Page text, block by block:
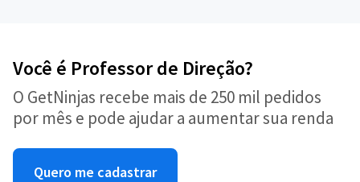
Você é Professor de Direção?
O GetNinjas recebe mais de 250 mil pedidos
por mês e pode ajudar a aumentar sua renda
Quero me cadastrar